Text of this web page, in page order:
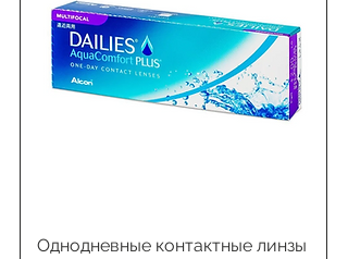
Однодневные контактные линзы